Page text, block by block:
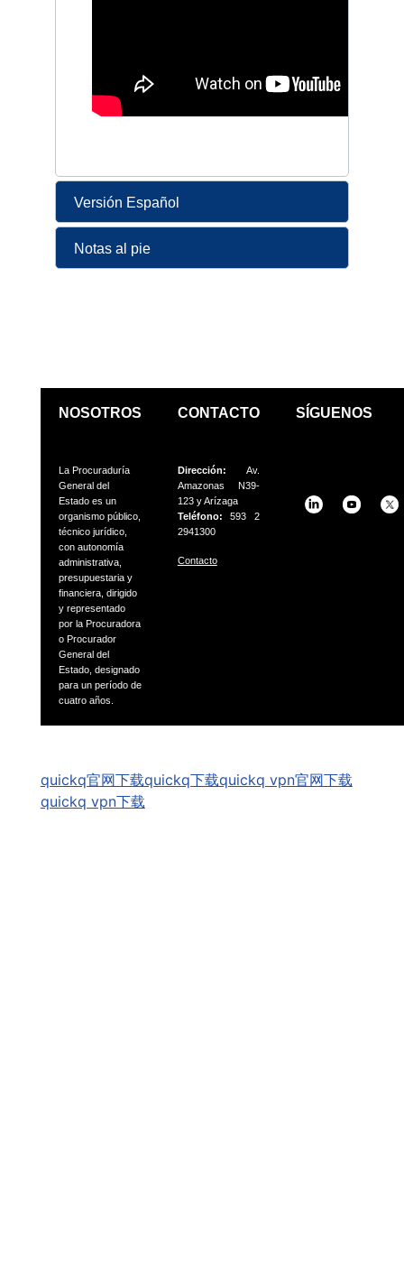
Versión Español
Notas al pie
NOSOTROS
La Procuraduría
General del
Estado es un
organismo público,
técnico jurídico,
con autonomía
administrativa,
presupuestaria y
financiera, dirigido
y representado
por la Procuradora
o Procurador
General del
Estado, designado
para un período de
cuatro años.
CONTACTO
Dirección: Av.
Amazonas N39-
123 y Arízaga
Teléfono:593 2
2941300
Contacto
SÍGUENOS
quickq官网下载quickq下载quickq vpn官网下载
quickq vpn下载